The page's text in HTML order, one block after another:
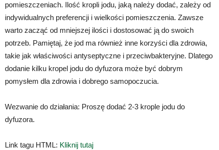
pomieszczeniach. Ilość kropli jodu, jaką należy dodać, zależy od
indywidualnych preferencji i wielkości pomieszczenia. Zawsze
warto zacząć od mniejszej ilości i dostosować ją do swoich
potrzeb. Pamiętaj, że jod ma również inne korzyści dla zdrowia,
takie jak właściwości antyseptyczne i przeciwbakteryjne. Dlatego
dodanie kilku kropel jodu do dyfuzora może być dobrym
pomysłem dla zdrowia i dobrego samopoczucia.
Wezwanie do działania: Proszę dodać 2-3 krople jodu do
dyfuzora.
Link tagu HTML: Kliknij tutaj